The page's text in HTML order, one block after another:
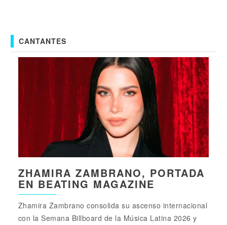
CANTANTES
ZHAMIRA ZAMBRANO, PORTADA
EN BEATING MAGAZINE
Zhamira Zambrano consolida su ascenso internacional
con la Semana Billboard de la Música Latina 2026 y